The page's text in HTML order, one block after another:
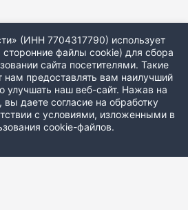
(ИНН 7704317790) использует
файлы cookie) для сбора
сайта посетителями. Такие
предоставлять вам наилучший
улучшать наш веб-сайт. Нажав на
даете согласие на обработку
с условиями, изложенными в
cookie-файлов.